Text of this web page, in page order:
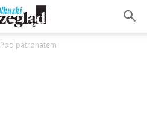
Pod patronatem